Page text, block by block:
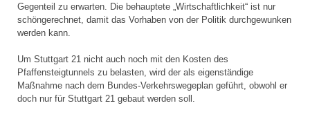
Gegenteil zu erwarten. Die behauptete „Wirtschaftlichkeit“ ist nur
schöngerechnet, damit das Vorhaben von der Politik durchgewunken
werden kann.
Um Stuttgart 21 nicht auch noch mit den Kosten des
Pfaffensteigtunnels zu belasten, wird der als eigenständige
Maßnahme nach dem Bundes-Verkehrswegeplan geführt, obwohl er
doch nur für Stuttgart 21 gebaut werden soll.